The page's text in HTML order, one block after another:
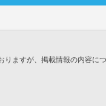
ますが、掲載情報の内容に